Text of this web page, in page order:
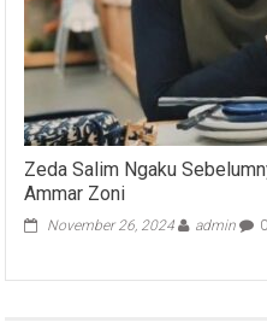
Zeda Salim Ngaku
Ammar Zoni
November 26, 2024 admin 0